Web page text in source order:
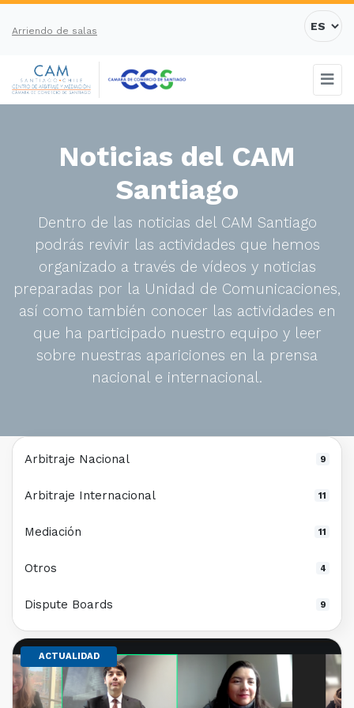
Arriendo de salas
Noticias del CAM
Santiago
Dentro de las noticias del CAM Santiago
podrás revivir las actividades que hemos
organizado a través de vídeos y noticias
preparadas por la Unidad de Comunicaciones,
así como también conocer las actividades en
que ha participado nuestro equipo y leer
sobre nuestras apariciones en la prensa
nacional e internacional.
ACTUALIDAD
Arbitraje Nacional 9
Arbitraje Internacional 11
Mediación 11
Otros 4
Dispute Boards 9